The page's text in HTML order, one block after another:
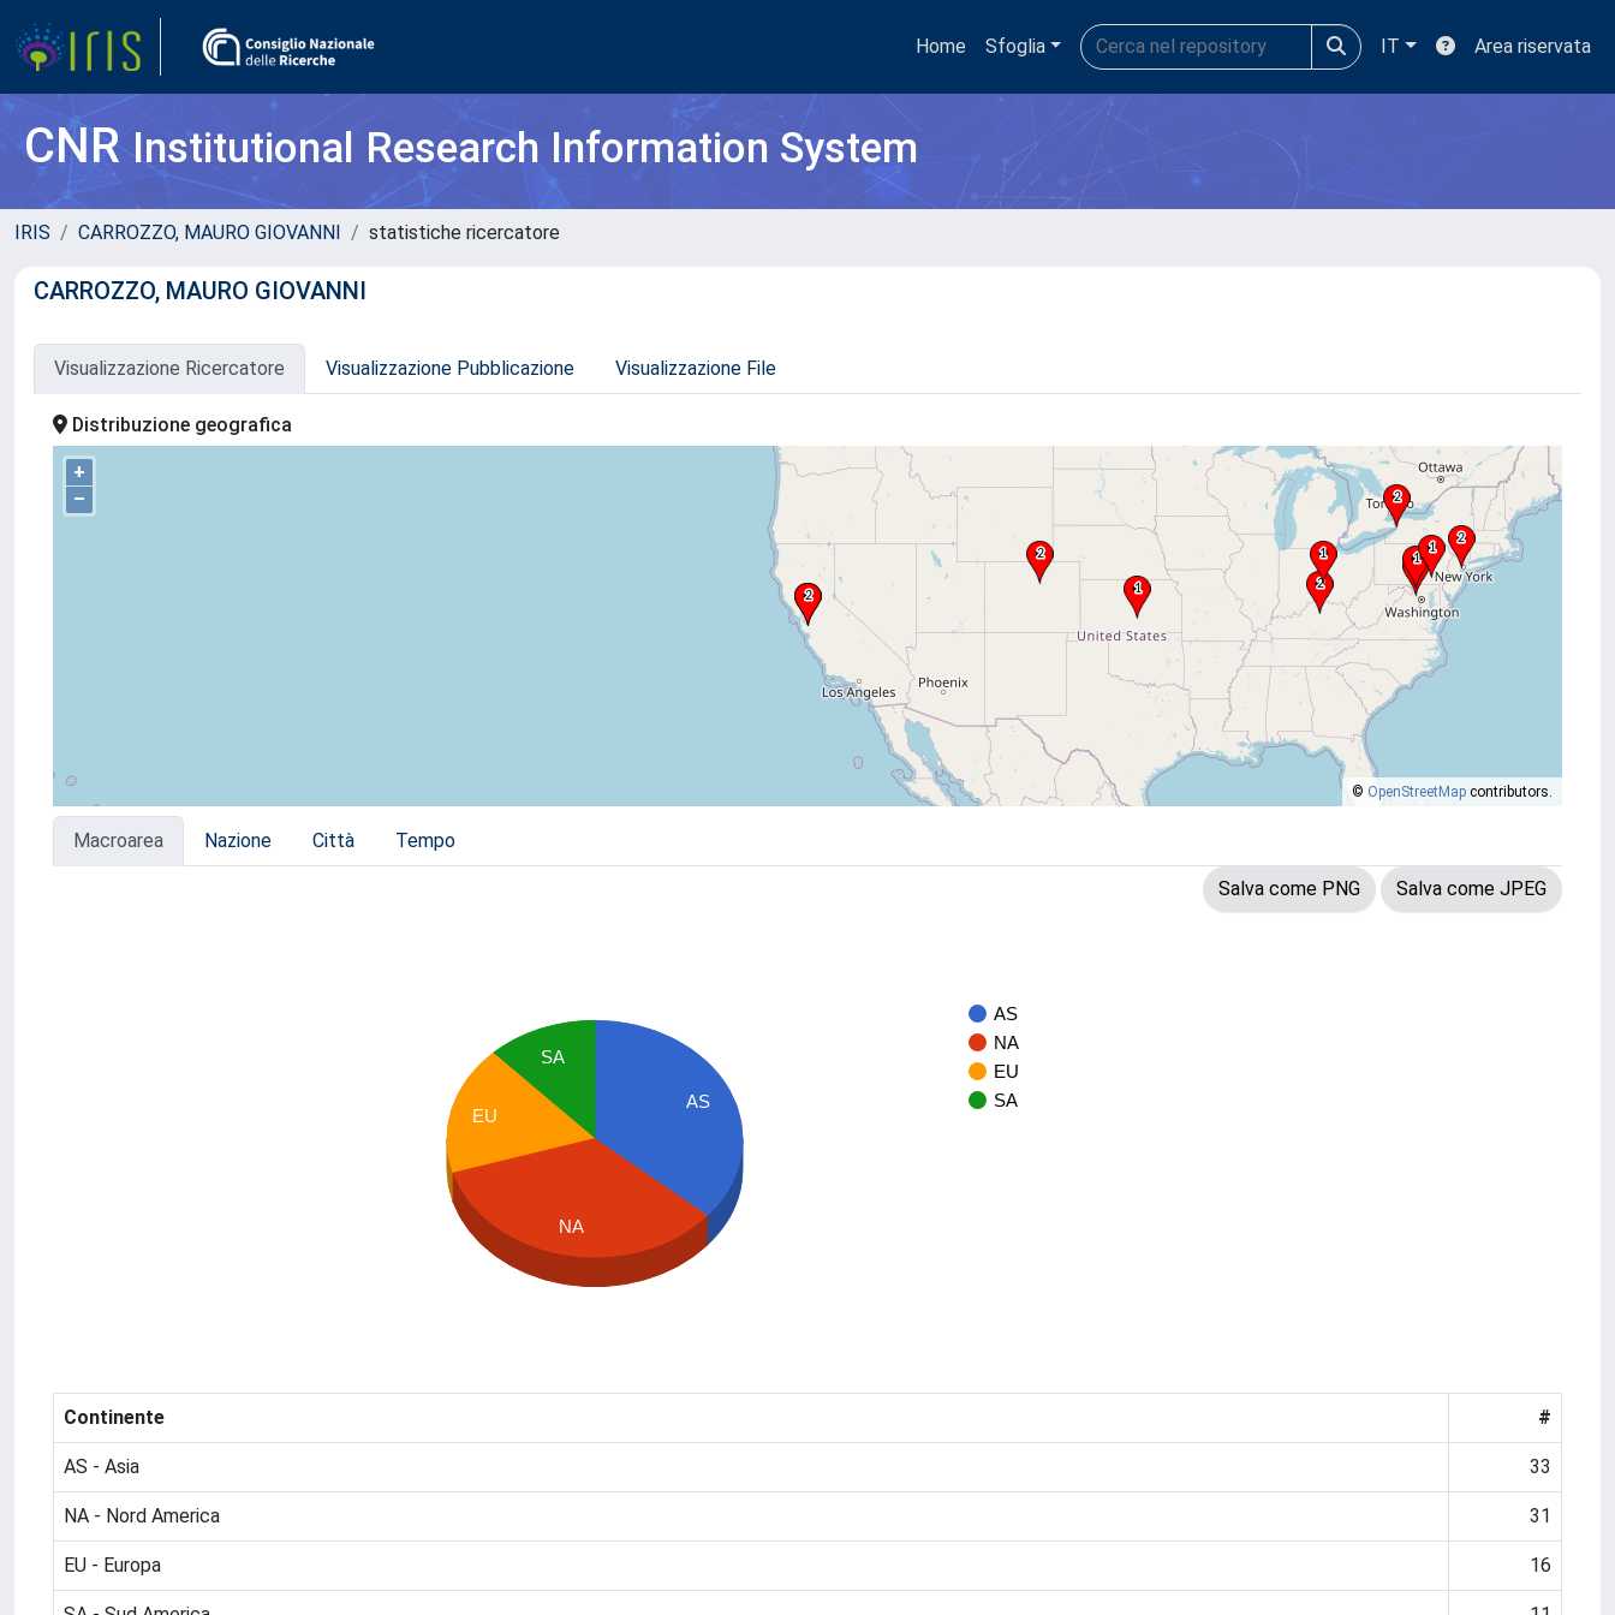
Home Sfoglia IT Area riservata
CNRInstitutional Research Information System
IRIS CARROZZO, MAURO GIOVANNI statistiche ricercatore
CARROZZO, MAURO GIOVANNI
Visualizzazione Ricercatore Visualizzazione Pubblicazione Visualizzazione File
Distribuzione geografica
+
–
© OpenStreetMap contributors.
Macroarea Nazione Città Tempo
Salva come PNG Salva come JPEG
AS
NA
EU
SA
AS
SA
EU
NA
Continente #
AS - Asia 33
NA - Nord America 31
EU - Europa 16